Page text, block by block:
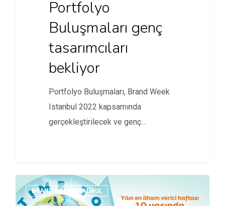
Portfolyo
Buluşmaları genç
tasarımcıları
bekliyor
Portfolyo Buluşmaları, Brand Week
Istanbul 2022 kapsamında
gerçekleştirilecek ve genç
BRAND WEEK ISTANBUL